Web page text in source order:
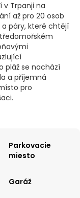
v Trpanji na
až pro 20 osob
páry, které chtějí
pláž se nachází
a příjemná
pro
Parkovacie
miesto
Garáž